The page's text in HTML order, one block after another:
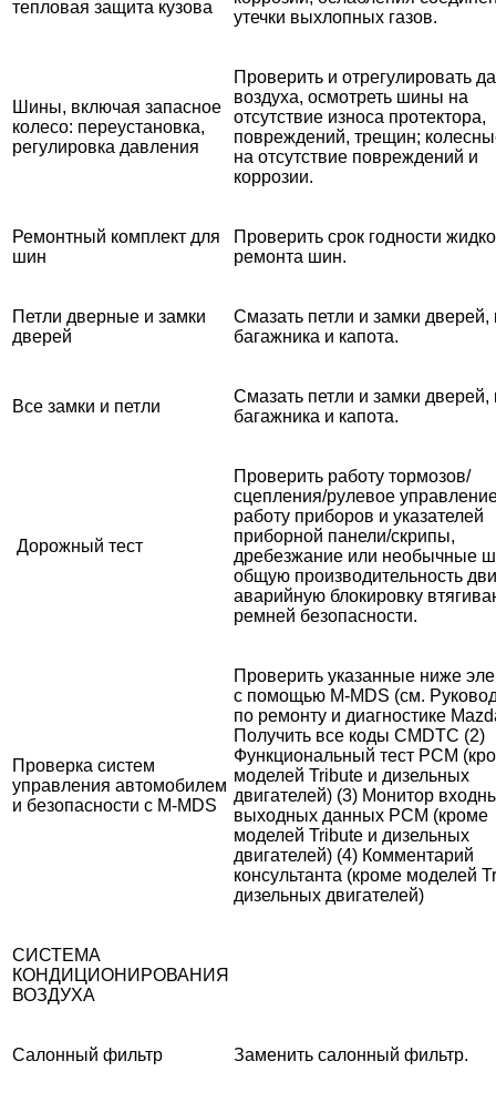
тепловая защита кузова
утечки выхлопных газов.
Шины, включая запасное
колесо: переустановка,
регулировка давления
Проверить и отрегулировать
воздуха, осмотреть шины на
отсутствие износа протектора,
повреждений, трещин;
на отсутствие повреждений и
коррозии.
Ремонтный комплект для
шин
Проверить срок годности
ремонта шин.
Петли дверные и замки
дверей
Смазать петли и замки
багажника и капота.
Все замки и петли
Смазать петли и замки
багажника и капота.
Дорожный тест
Проверить работу тормозов/
сцепления/рулевое
работу приборов и указателей
приборной панели/скрипы,
дребезжание или необычные
общую производительность
аварийную блокировку
ремней безопасности.
Проверка систем
управления автомобилем
и безопасности с M-MDS
Проверить указанные ниже
с помощью M-MDS (см.
по ремонту и диагностике
Получить все коды CMDTC (2)
Функциональный тест PCM
моделей Tribute и дизельных
двигателей) (3) Монитор
выходных данных PCM (кроме
моделей Tribute и дизельных
двигателей) (4) Комментарий
консультанта (кроме моделей
дизельных двигателей)
СИСТЕМА
КОНДИЦИОНИРОВАНИЯ
ВОЗДУХА
Салонный фильтр Заменить салонный фильтр.